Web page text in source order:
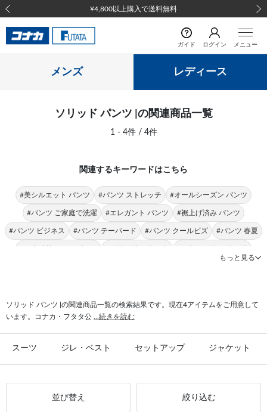
¥4,800以上購入で送料無料
前の画像
ガイド ログイン メニュー
メンズ レディース
ソリッド パンツ |の関連商品一覧
1 - 4件 / 4件
関連するキーワードはこちら
#美シルエット パンツ #パンツ ストレッチ #オールシーズン パンツ
#パンツ ご家庭で洗濯 #エレガント パンツ #裾上げ済み パンツ
#パンツ ビジネス #パンツ テーパード #パンツ クールビズ #パンツ 春夏
#スタイリッシュ パンツ #ソリッド スカート #ストレッチ ソリッド
#セットアップスカート ソリッド #美シルエット ソリッド
もっと見る
ソリッド パンツ |の関連商品一覧の検索結果です。現在4アイテムをご用意して
います。コナカ・フタタ公
...続きを読む
スーツ ジレ・ベスト セットアップ ジャケット
並び替え 絞り込む